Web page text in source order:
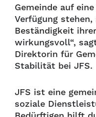
Gemeinde auf
Verfügung
Beständigkeit
wirkungsvoll“,
Direktorin für
Stabilität bei JFS.
JFS ist eine
soziale